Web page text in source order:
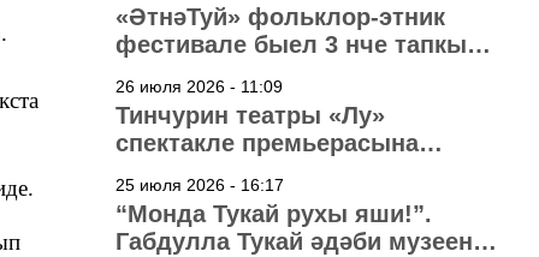
«ӘтнәТуй» фольклор-этник
фестивале быел 3 нче тапкыр
26 июля 2026 - 11:09
Тинчурин театры «Лу»
спектакле премьерасына
25 июля 2026 - 16:17
“Монда Тукай рухы яши!”.
Габдулла Тукай әдәби музеена